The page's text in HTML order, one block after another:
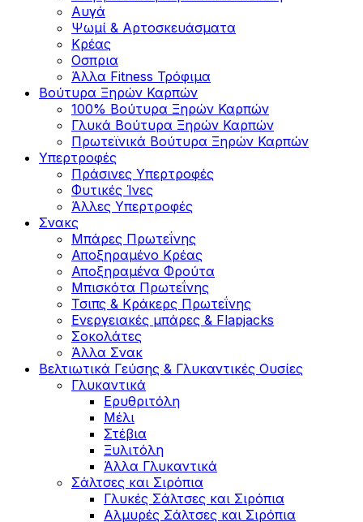
Αυγά
Ψωμί & Αρτοσκευάσματα
Κρέας
Οσπρια
Άλλα Fitness Τρόφιμα
Βούτυρα Ξηρών Καρπών
100% Βούτυρα Ξηρών Καρπών
Γλυκά Βούτυρα Ξηρών Καρπών
Πρωτεϊνικά Βούτυρα Ξηρών Καρπών
Υπερτροφές
Πράσινες Υπερτροφές
Φυτικές Ίνες
Άλλες Υπερτροφές
Σνακς
Μπάρες Πρωτεΐνης
Αποξηραμένο Κρέας
Αποξηραμένα Φρούτα
Μπισκότα Πρωτεΐνης
Τσιπς & Kράκερς Πρωτεΐνης
Ενεργειακές μπάρες & Flapjacks
Σοκολάτες
Άλλα Σνακ
Βελτιωτικά Γεύσης & Γλυκαντικές Ουσίες
Γλυκαντικά
Ερυθριτόλη
Μέλι
Στέβια
Ξυλιτόλη
Άλλα Γλυκαντικά
Σάλτσες και Σιρόπια
Γλυκές Σάλτσες και Σιρόπια
Αλμυρές Σάλτσες και Σιρόπια